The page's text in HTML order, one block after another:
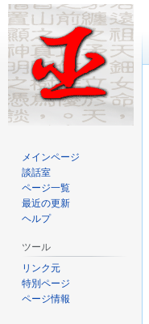
メインページ
談話室
ページ一覧
最近の更新
ヘルプ
ツール
リンク元
特別ページ
ページ情報